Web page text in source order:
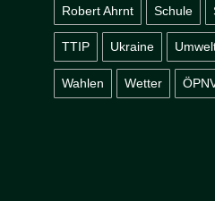
Robert Ahrnt Schule
TTIP Ukraine
Wahlen Wetter